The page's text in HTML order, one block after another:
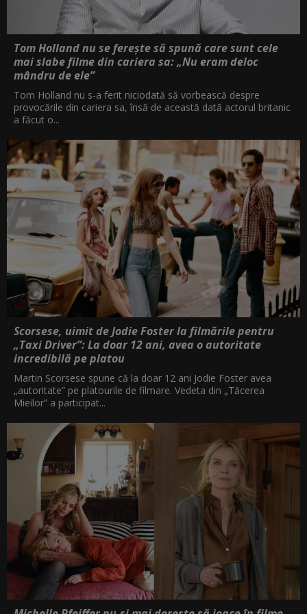
Tom Holland nu se ferește să spună care sunt cele
mai slabe filme din cariera sa: „Nu eram deloc
mândru de ele”
Tom Holland nu s-a ferit niciodată să vorbească despre
provocările din cariera sa, însă de această dată actorul britanic
a făcut o...
Scorsese, uimit de Jodie Foster la filmările pentru
„Taxi Driver”: La doar 12 ani, avea o autoritate
incredibilă pe platou
Martin Scorsese spune că la doar 12 ani Jodie Foster avea
„autoritate” pe platourile de filmare. Vedeta din „Tăcerea
Mieilor” a participat...